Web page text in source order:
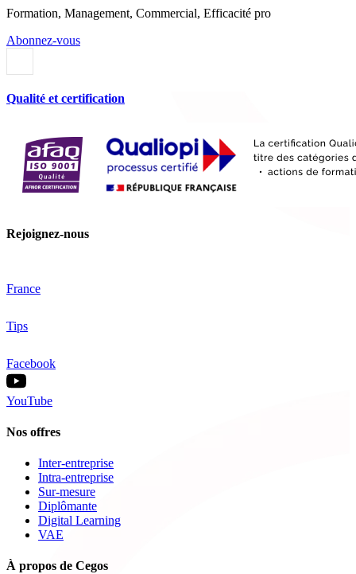
Formation, Management, Commercial, Efficacité pro
Abonnez-vous
Qualité et certification
Rejoignez-nous
France
Tips
Facebook
YouTube
Nos offres
Inter-entreprise
Intra-entreprise
Sur-mesure
Diplômante
Digital Learning
VAE
À propos de Cegos